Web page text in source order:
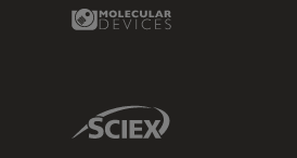
Sciex Link